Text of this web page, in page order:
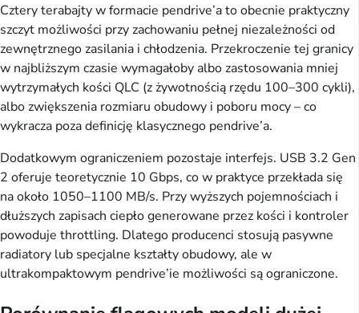
Cztery terabajty w formacie pendrive’a to obecnie praktyczny
szczyt możliwości przy zachowaniu pełnej niezależności od
zewnętrznego zasilania i chłodzenia. Przekroczenie tej granicy
w najbliższym czasie wymagałoby albo zastosowania mniej
wytrzymałych kości QLC (z żywotnością rzędu 100–300 cykli),
albo zwiększenia rozmiaru obudowy i poboru mocy – co
wykracza poza definicję klasycznego pendrive’a.
Dodatkowym ograniczeniem pozostaje interfejs. USB 3.2 Gen
2 oferuje teoretycznie 10 Gbps, co w praktyce przekłada się
na około 1050–1100 MB/s. Przy wyższych pojemnościach i
dłuższych zapisach ciepło generowane przez kości i kontroler
powoduje throttling. Dlatego producenci stosują pasywne
radiatory lub specjalne kształty obudowy, ale w
ultrakompaktowym pendrive’ie możliwości są ograniczone.